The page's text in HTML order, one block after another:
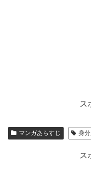
ス
マンガあらすじ 身
ス